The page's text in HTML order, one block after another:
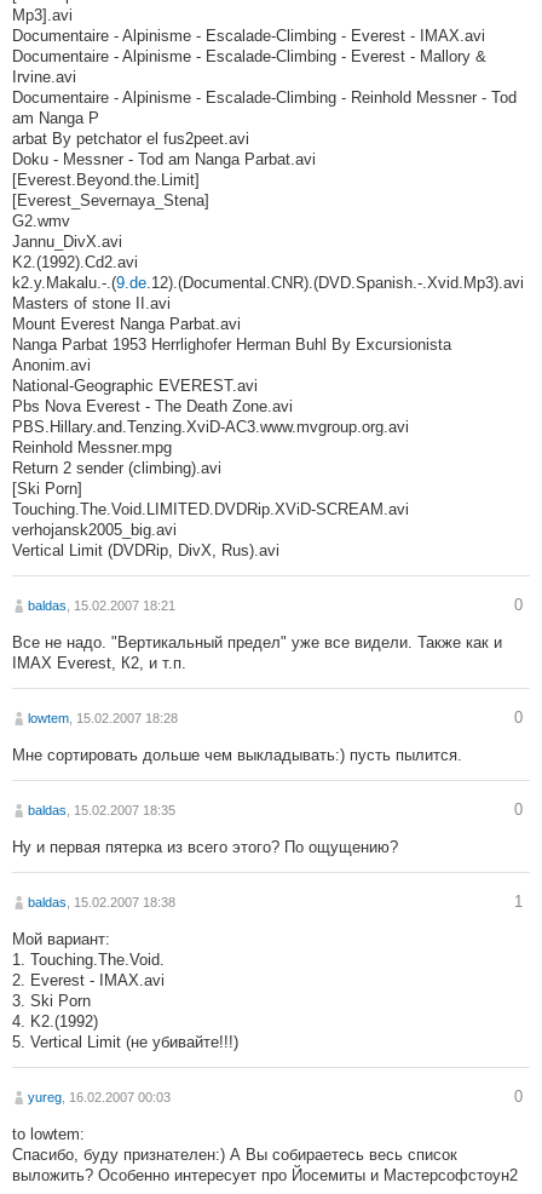
Mp3].avi
Documentaire - Alpinisme - Escalade-Climbing - Everest - IMAX.avi
Documentaire - Alpinisme - Escalade-Climbing - Everest - Mallory &
Irvine.avi
Documentaire - Alpinisme - Escalade-Climbing - Reinhold Messner - Tod
am Nanga P
arbat By petchator el fus2peet.avi
Doku - Messner - Tod am Nanga Parbat.avi
[Everest.Beyond.the.Limit]
[Everest_Severnaya_Stena]
G2.wmv
Jannu_DivX.avi
K2.(1992).Cd2.avi
k2.y.Makalu.-.(9.de.12).(Documental.CNR).(DVD.Spanish.-.Xvid.Mp3).avi
Masters of stone II.avi
Mount Everest Nanga Parbat.avi
Nanga Parbat 1953 Herrlighofer Herman Buhl By Excursionista
Anonim.avi
National-Geographic EVEREST.avi
Pbs Nova Everest - The Death Zone.avi
PBS.Hillary.and.Tenzing.XviD-AC3.www.mvgroup.org.avi
Reinhold Messner.mpg
Return 2 sender (climbing).avi
[Ski Porn]
Touching.The.Void.LIMITED.DVDRip.XViD-SCREAM.avi
verhojansk2005_big.avi
Vertical Limit (DVDRip, DivX, Rus).avi
baldas , 15.02.2007 18:21 0
Все не надо. "Вертикальный предел" уже все видели. Также как и
IMAX Everest, К2, и т.п.
lowtem , 15.02.2007 18:28 0
Мне сортировать дольше чем выкладывать:) пусть пылится.
baldas , 15.02.2007 18:35 0
Ну и первая пятерка из всего этого? По ощущению?
baldas , 15.02.2007 18:38 1
Мой вариант:
1. Touching.The.Void.
2. Everest - IMAX.avi
3. Ski Porn
4. K2.(1992)
5. Vertical Limit (не убивайте!!!)
yureg , 16.02.2007 00:03 0
to lowtem:
Спасибо, буду признателен:) А Вы собираетесь весь список
выложить? Особенно интересует про Йосемиты и Мастерсофстоун2